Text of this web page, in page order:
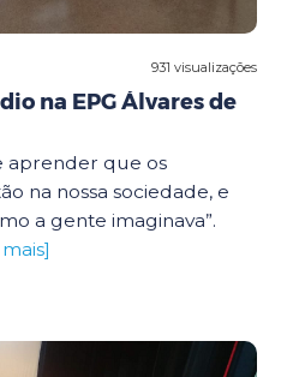
931 visualizações
na EPG Álvares de
aprender que os
na nossa sociedade, e
a gente imaginava”.